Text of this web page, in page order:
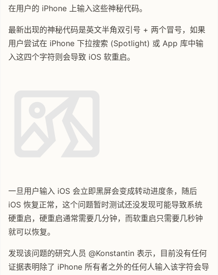
在用户的 iPhone 上输入这些神秘代码。
最新出现的神秘代码是英文半角双引号 + 两个冒号，如果
用户尝试在 iPhone 下拉搜索 (Spotlight) 或 App 库中输
入这四个字符则会导致 iOS 软重启。
一旦用户输入 iOS 会立即黑屏会变成转动进度条，随后
iOS 恢复正常，这个问题暂时测试还没发现可能导致系统
硬重启，硬重启通常需要几分钟，而软重启只需要几秒钟
就可以恢复。
发现该问题的研究人员 @Konstantin 表示，目前没有任何
证据表明除了 iPhone 所有者之外的任何人输入该字符会导